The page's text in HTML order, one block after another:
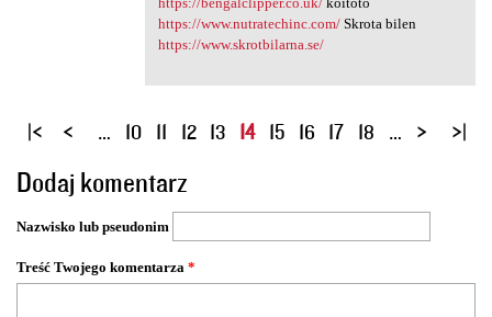
https://www.nutratechinc.com/Skrota bilen
https://www.skrotbilarna.se/
S
r
o
n
y
… 10 11 12 13 14 15 16 17 18 …
Dodaj komentarz
Nazwisko lub pseudonim
Treść Twojego komentarza *